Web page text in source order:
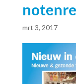
mrt 3, 2017